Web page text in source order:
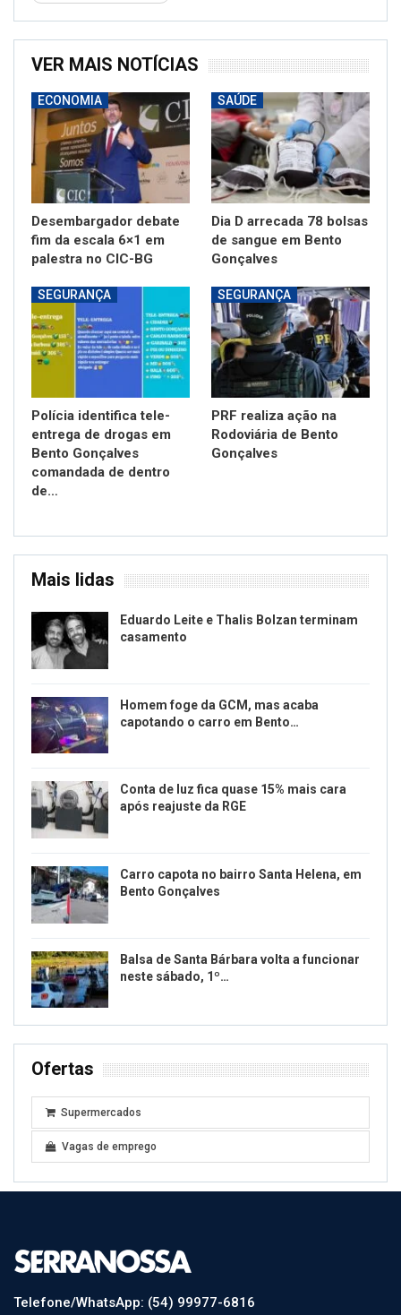
VER MAIS NOTÍCIAS
ECONOMIA
Desembargador debate
fim da escala 6×1 em
palestra no CIC-BG
SAÚDE
Dia D arrecada 78 bolsas
de sangue em Bento
Gonçalves
SEGURANÇA
Polícia identifica tele-
entrega de drogas em
Bento Gonçalves
comandada de dentro
de…
SEGURANÇA
PRF realiza ação na
Rodoviária de Bento
Gonçalves
Mais lidas
Eduardo Leite e Thalis Bolzan terminam
casamento
Homem foge da GCM, mas acaba
capotando o carro em Bento…
Conta de luz fica quase 15% mais cara
após reajuste da RGE
Carro capota no bairro Santa Helena, em
Bento Gonçalves
Balsa de Santa Bárbara volta a funcionar
neste sábado, 1º…
Ofertas
Supermercados
Vagas de emprego
Telefone/WhatsApp: (54) 99977-6816